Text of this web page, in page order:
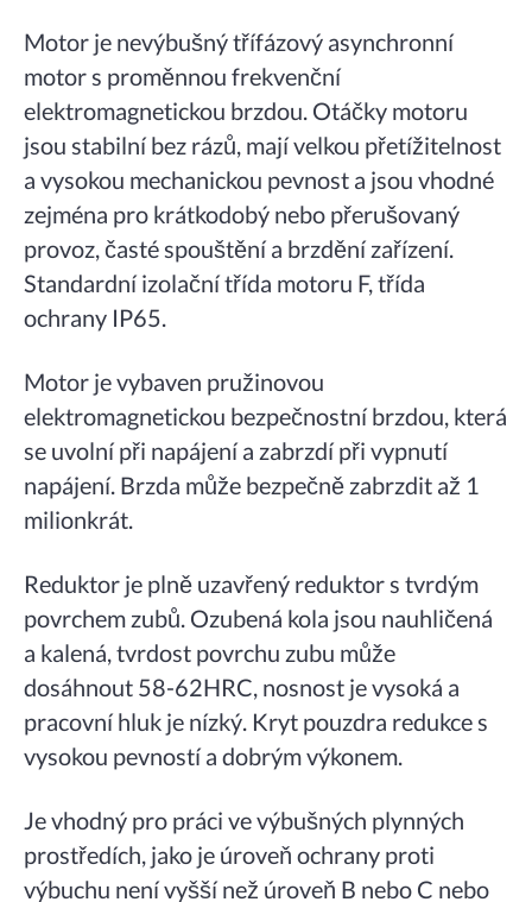
Motor je nevýbušný třífázový asynchronní
motor s proměnnou frekvenční
elektromagnetickou brzdou. Otáčky motoru
jsou stabilní bez rázů, mají velkou přetížitelnost
a vysokou mechanickou pevnost a jsou vhodné
zejména pro krátkodobý nebo přerušovaný
provoz, časté spouštění a brzdění zařízení.
Standardní izolační třída motoru F, třída
ochrany IP65.
Motor je vybaven pružinovou
elektromagnetickou bezpečnostní brzdou, která
se uvolní při napájení a zabrzdí při vypnutí
napájení. Brzda může bezpečně zabrzdit až 1
milionkrát.
Reduktor je plně uzavřený reduktor s tvrdým
povrchem zubů. Ozubená kola jsou nauhličená
a kalená, tvrdost povrchu zubu může
dosáhnout 58-62HRC, nosnost je vysoká a
pracovní hluk je nízký. Kryt pouzdra redukce s
vysokou pevností a dobrým výkonem.
Je vhodný pro práci ve výbušných plynných
prostředích, jako je úroveň ochrany proti
výbuchu není vyšší než úroveň B nebo C nebo